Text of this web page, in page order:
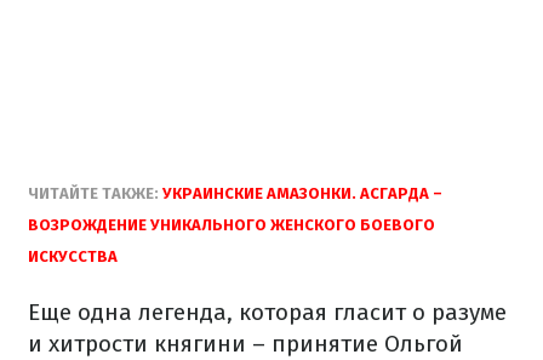
ЧИТАЙТЕ ТАКЖЕ: УКРАИНСКИЕ АМАЗОНКИ. АСГАРДА –
ВОЗРОЖДЕНИЕ УНИКАЛЬНОГО ЖЕНСКОГО БОЕВОГО
ИСКУССТВА
Еще одна легенда, которая гласит о разуме
и хитрости княгини – принятие Ольгой